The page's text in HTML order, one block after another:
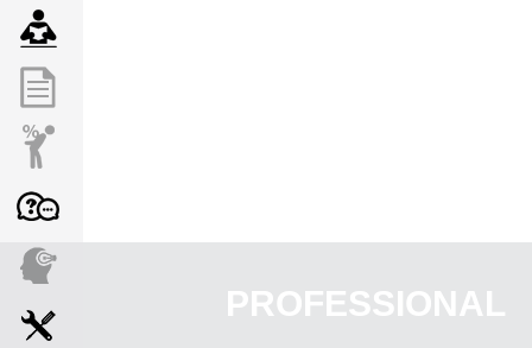
PROFESSIONAL